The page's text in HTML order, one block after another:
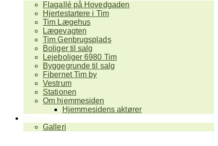
Flagallé på Hovedgaden
Hjertestartere i Tim
Tim Lægehus
Lægevagten
Tim Genbrugsplads
Boliger til salg
Lejeboliger 6980 Tim
Byggegrunde til salg
Fibernet Tim by
Vestrum
Stationen
Om hjemmesiden
Hjemmesidens aktører
Galleri